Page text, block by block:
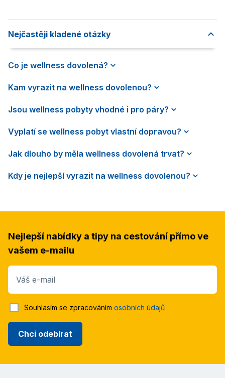
Nejčastěji kladené otázky
Co je wellness dovolená?
Kam vyrazit na wellness dovolenou?
Jsou wellness pobyty vhodné i pro páry?
Vyplatí se wellness pobyt vlastní dopravou?
Jak dlouho by měla wellness dovolená trvat?
Kdy je nejlepší vyrazit na wellness dovolenou?
Nejlepší nabídky a tipy na cestování přímo ve
vašem e-mailu
Váš e-mail
Chci odebírat
Souhlasím se zpracováním osobních údajů